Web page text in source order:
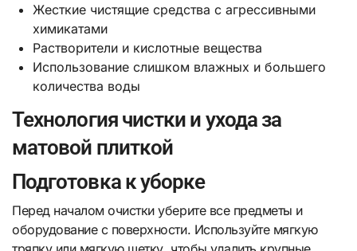
Жесткие чистящие средства с агрессивными
химикатами
Растворители и кислотные вещества
Использование слишком влажных и большего
количества воды
Технология чистки и ухода за
матовой плиткой
Подготовка к уборке
Перед началом очистки уберите все предметы и
оборудование с поверхности. Используйте мягкую